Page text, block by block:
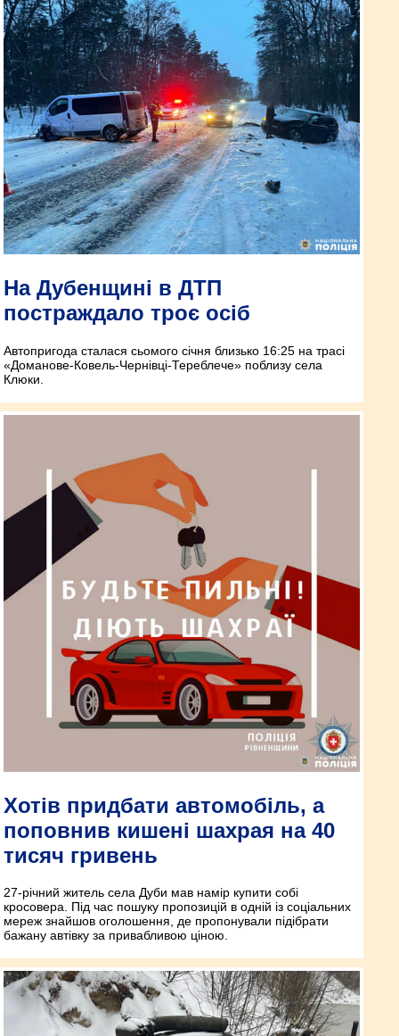
На Дубенщині в ДТП
постраждало троє осіб
Автопригода сталася сьомого січня близько 16:25 на трасі
«Доманове-Ковель-Чернівці-Тереблече» поблизу села
Клюки.
Хотів придбати автомобіль, а
поповнив кишені шахрая на 40
тисяч гривень
27-річний житель села Дуби мав намір купити собі
кросовера. Під час пошуку пропозицій в одній із соціальних
мереж знайшов оголошення, де пропонували підібрати
бажану автівку за привабливою ціною.